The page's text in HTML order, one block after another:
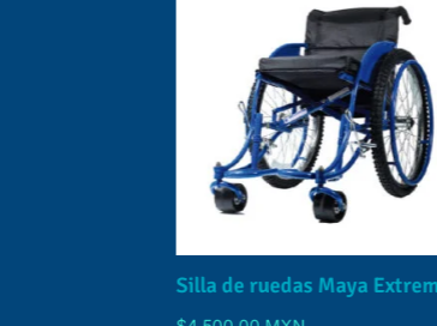
Silla de ruedas Maya Extreme